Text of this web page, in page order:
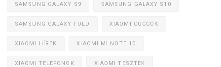
SAMSUNG GALAXY S9 SAMSUNG GALAXY S10
SAMSUNG GALAXY FOLD XIAOMI CUCCOK
XIAOMI HÍREK XIAOMI MI NOTE 10
XIAOMI TELEFONOK XIAOMI TESZTEK